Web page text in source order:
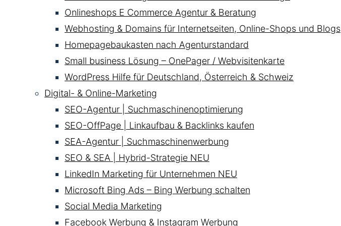
Onlineshops E Commerce Agentur & Beratung
Webhosting & Domains für Internetseiten, Online-Shops und Blogs
Homepagebaukasten nach Agenturstandard
Small business Lösung – OnePager / Webvisitenkarte
WordPress Hilfe für Deutschland, Österreich & Schweiz
Digital- & Online-Marketing
SEO-Agentur | Suchmaschinenoptimierung
SEO-OffPage | Linkaufbau & Backlinks kaufen
SEA-Agentur | Suchmaschinenwerbung
SEO & SEA | Hybrid-Strategie NEU
LinkedIn Marketing für Unternehmen NEU
Microsoft Bing Ads – Bing Werbung schalten
Social Media Marketing
Facebook Werbung & Instagram Werbung